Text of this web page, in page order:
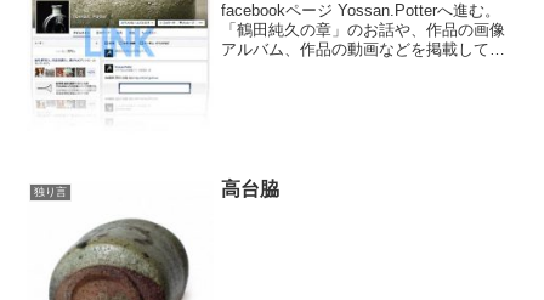
facebookページ Yossan.Potterへ進む。
「鶴田純久の章」のお話や、作品の画像
アルバム、作品の動画などを掲載してい
独り言 高台脇